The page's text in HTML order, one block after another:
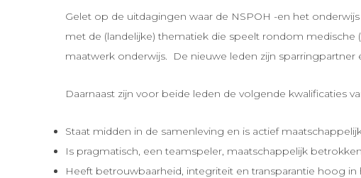
Gelet op de uitdagingen waar de NSPOH -en het
met de (landelijke) thematiek die speelt rondom
maatwerk onderwijs. De nieuwe leden zijn sparringpartner
Daarnaast zijn voor beide leden de volgende kwalificaties
Staat midden in de samenleving en is actief
Is pragmatisch, een teamspeler, maatschappelijk
Heeft betrouwbaarheid, integriteit en transparantie hoog in